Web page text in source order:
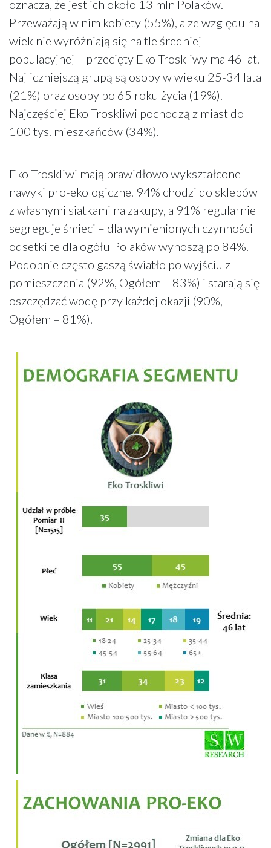
oznacza, że jest ich około 13 mln Polaków.
Przeważają w nim kobiety (55%), a ze względu na
wiek nie wyróżniają się na tle średniej
populacyjnej – przecięty Eko Troskliwy ma 46 lat.
Najliczniejszą grupą są osoby w wieku 25-34 lata
(21%) oraz osoby po 65 roku życia (19%).
Najczęściej Eko Troskliwi pochodzą z miast do
100 tys. mieszkańców (34%).
Eko Troskliwi mają prawidłowo wykształcone
nawyki pro-ekologiczne. 94% chodzi do sklepów
z własnymi siatkami na zakupy, a 91% regularnie
segreguje śmieci – dla wymienionych czynności
odsetki te dla ogółu Polaków wynoszą po 84%.
Podobnie często gaszą światło po wyjściu z
pomieszczenia (92%, Ogółem – 83%) i starają się
oszczędzać wodę przy każdej okazji (90%,
Ogółem – 81%).